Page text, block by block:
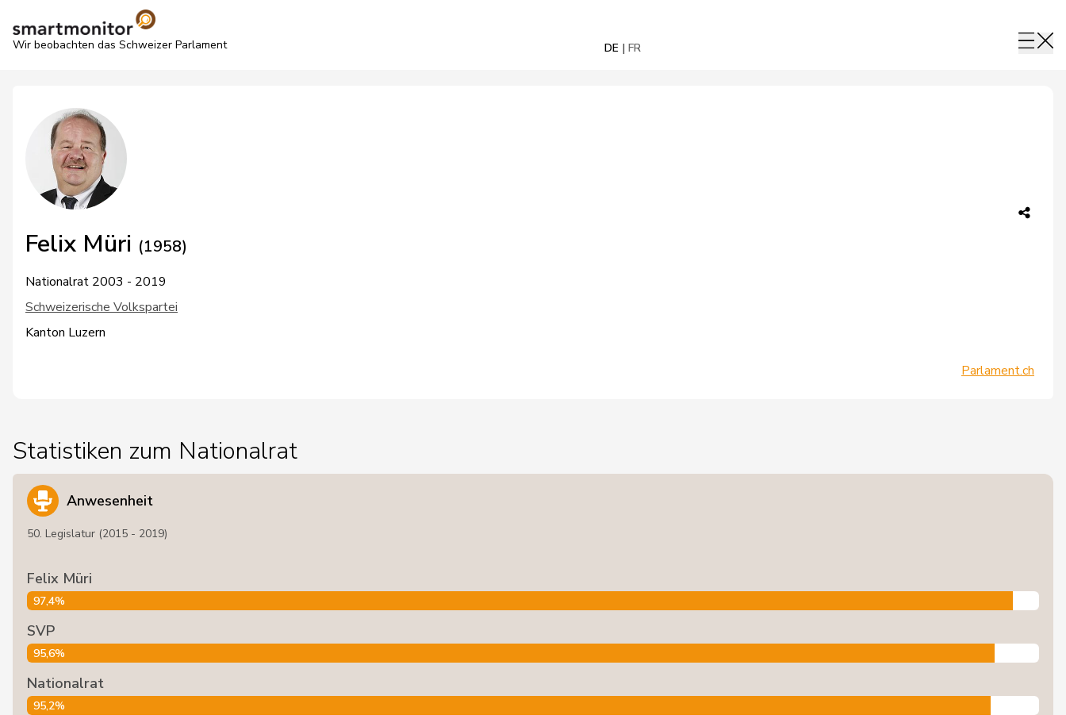
Wir beobachten das Schweizer Parlament DE FR
Felix Müri (1958)
Nationalrat 2003 - 2019
Schweizerische Volkspartei
Kanton Luzern
Parlament.ch
Statistiken zum Nationalrat
Anwesenheit
50. Legislatur (2015 - 2019)
Felix Müri
97,4%
SVP
95,6%
Nationalrat
95,2%